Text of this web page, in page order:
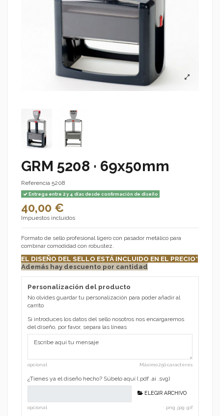
GRM 5208 · 69x50mm
Referencia 5208
Entrega entre 2 y 4 días desde confirmación de diseño
40,00 €
Impuestos incluidos
Formato de sello profesional ligero con pasador metálico para
combinar comodidad con robustez.
EL DISEÑO DEL SELLO ESTÁ INCLUIDO EN EL PRECIO*
Además hay descuento por cantidad
Personalización del producto
No olvides guardar tu personalización para poder añadir al
carrito
Si introduces los datos del sello nosotros nos encargaremos
del diseño, por favor, separa las líneas
opcional Máximo 250 caracteres
¿Tienes ya el diseño hecho? Súbelo aquí (.pdf .ai .svg)
ELEGIR ARCHIVO
opcional .png .jpg .gif